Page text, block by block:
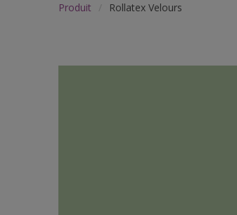
Produit Rollatex Velours